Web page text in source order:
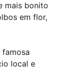
mais bonito
em flor,
famosa
local e